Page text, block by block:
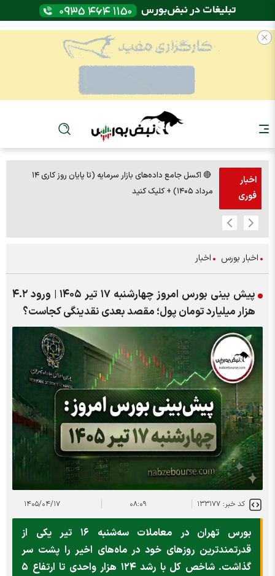
اخبار
فوری
🔴 اکسل جامع داده‌های بازار سرمایه (تا پایان روز کاری ۱۴
مرداد ۱۴۰۵) + کلیک کنید
اخبار بورس اخبار
پیش بینی بورس امروز چهارشنبه ۱۷ تیر ۱۴۰۵ | ورود ۴.۲
هزار میلیارد تومان پول؛ مقصد بعدی نقدینگی کجاست؟
کد خبر: ۱۳۳۱۷۷ ۰۸:۰۹ ۱۴۰۵/۰۴/۱۷
بورس تهران در معاملات سه‌شنبه ۱۶ تیر یکی از
قدرتمندترین روزهای خود در ماه‌های اخیر را پشت سر
گذاشت. شاخص کل با رشد ۱۲۴ هزار واحدی تا ارتفاع ۵